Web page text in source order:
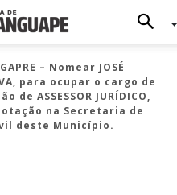
– Nomear JOSÉ
para ocupar o cargo de
ASSESSOR JURÍDICO,
na Secretaria de
deste Município.